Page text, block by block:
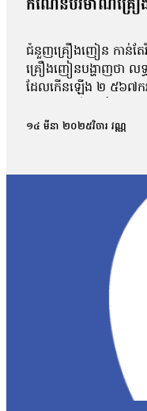
ជំនួញគ្រឿងញៀន កាន់តែរី
គ្រឿងញៀនបង្ហាញថា ល
ដែលកើនឡើង ២ ៥៦៧ក
ត្រីកោណមាស។ អាជ្ញាធ
ឱ្យដកខ្លួនចេញជាបន្ទាន់
១៤ មីនា ២០២៥វិចារ វណ្ណ